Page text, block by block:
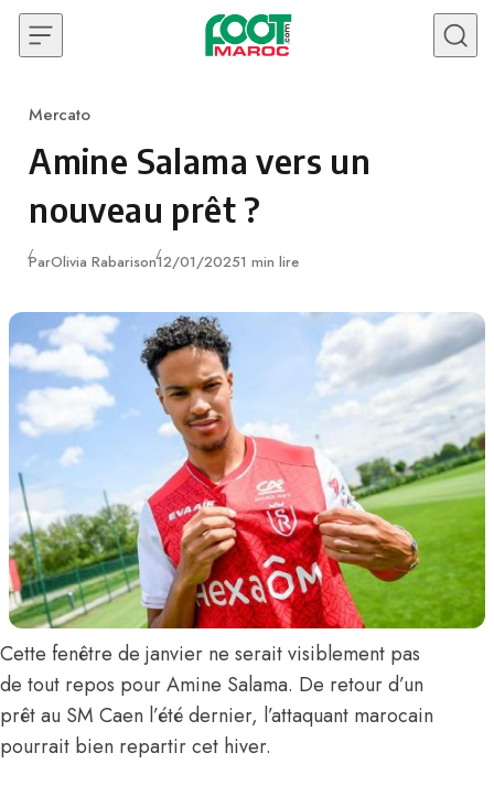
Skip to content
Category
Mercato
Amine Salama vers un
nouveau prêt ?
ParOlivia RabarisonPublié
12/01/20251 min lire
Cette fenêtre de janvier ne serait visiblement pas
de tout repos pourAmine Salama. De retour d’un
prêt au SM Caen l’été dernier, l’attaquant marocain
pourrait bien repartir cet hiver.